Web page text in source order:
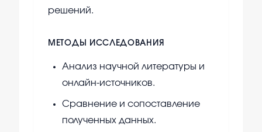
решений.
МЕТОДЫ ИССЛЕДОВАНИЯ
Анализ научной литературы и
онлайн-источников.
Сравнение и сопоставление
полученных данных.